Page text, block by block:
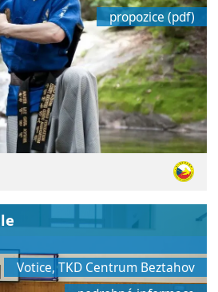
propozice (pdf)
Votice, TKD Centrum Beztahov